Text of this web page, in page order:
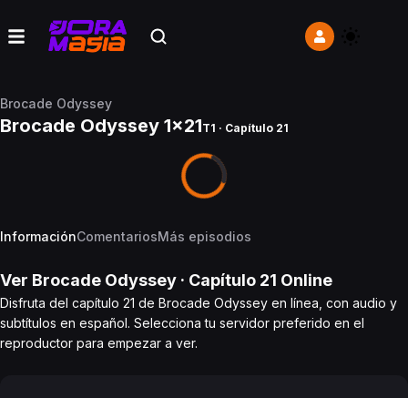
Brocade Odyssey
Brocade Odyssey 1x21T1 · Capítulo 21
InformaciónComentariosMás episodios
Ver Brocade Odyssey · Capítulo 21 Online
Disfruta del capítulo 21 de Brocade Odyssey en línea, con audio y
subtítulos en español. Selecciona tu servidor preferido en el
reproductor para empezar a ver.